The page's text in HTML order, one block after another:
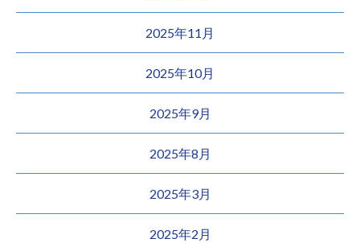
2025年11月
2025年10月
2025年9月
2025年8月
2025年3月
2025年2月